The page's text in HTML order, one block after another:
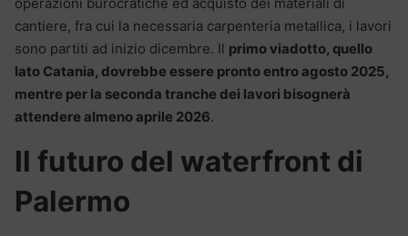
cantiere, fra cui la necessaria carpenteria metallica, i lavori
sono partiti ad inizio dicembre. Il primo viadotto, quello
lato Catania, dovrebbe essere pronto entro agosto 2025,
mentre per la seconda tranche dei lavori bisognerà
attendere almeno aprile 2026.
Il futuro del waterfront di
Palermo